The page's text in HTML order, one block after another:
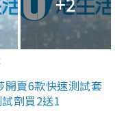
開賣6款快速測試套
劑買2送1